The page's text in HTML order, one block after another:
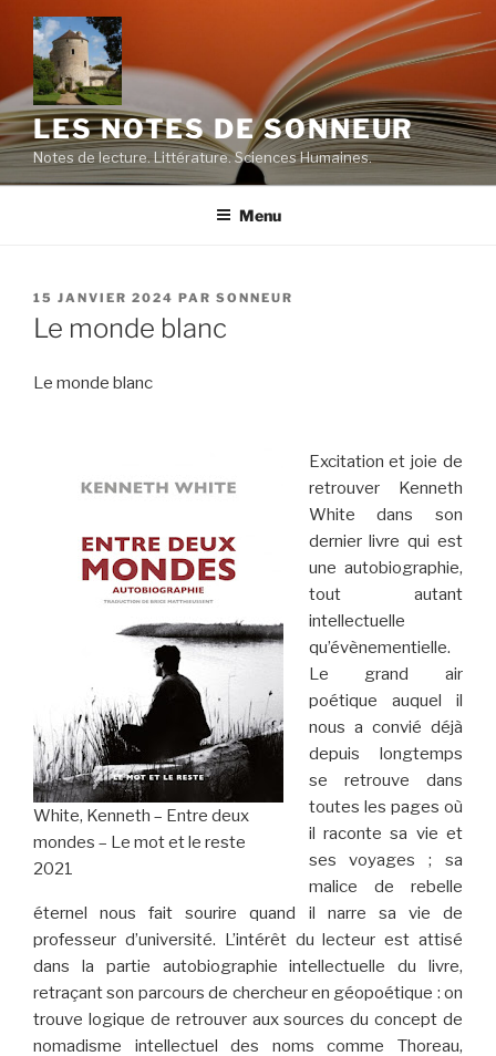
contenu
principal
LES NOTES DE SONNEUR
Notes de lecture. Littérature. Sciences Humaines.
Menu
PUBLIÉ
LE
15 JANVIER 2024 PAR SONNEUR
Le monde blanc
Le monde blanc
White, Kenneth – Entre deux
mondes – Le mot et le reste
2021
Excitation et joie de
retrouver Kenneth
White dans son
dernier livre qui est
une autobiographie,
tout autant
intellectuelle
qu’évènementielle.
Le grand air
poétique auquel il
nous a convié déjà
depuis longtemps
se retrouve dans
toutes les pages où
il raconte sa vie et
ses voyages ; sa
malice de rebelle
éternel nous fait sourire quand il narre sa vie de
professeur d’université. L’intérêt du lecteur est attisé
dans la partie autobiographie intellectuelle du livre,
retraçant son parcours de chercheur en géopoétique : on
trouve logique de retrouver aux sources du concept de
nomadisme intellectuel des noms comme Thoreau,